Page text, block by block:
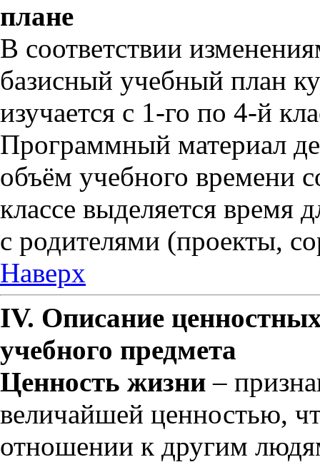
плане
В соответствии
базисный учебный план
изучается с 1-го по 4-й
Программный материал
объём учебного времени
классе выделяется время
с родителями (проекты,
Наверх
IV. Описание
учебного предмета
Ценность жизни –
величайшей ценностью,
отношении к другим